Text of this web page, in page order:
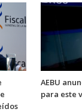
AEBU
para este